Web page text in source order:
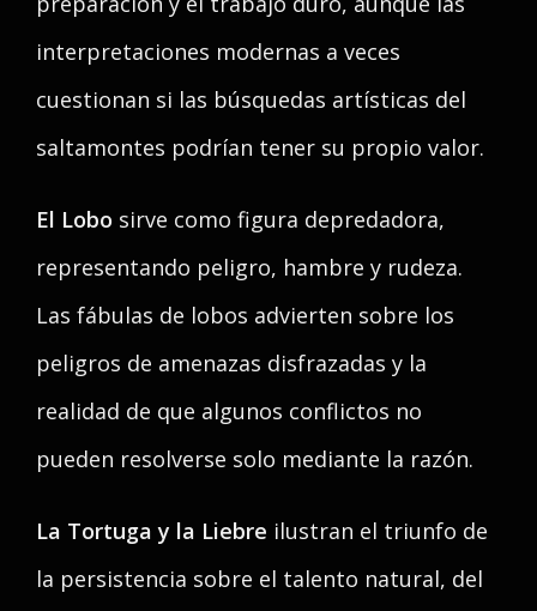
interpretaciones modernas a veces
cuestionan si las búsquedas artísticas del
saltamontes podrían tener su propio valor.
El Lobo sirve como figura depredadora,
representando peligro, hambre y rudeza.
Las fábulas de lobos advierten sobre los
peligros de amenazas disfrazadas y la
realidad de que algunos conflictos no
pueden resolverse solo mediante la razón.
La Tortuga y la Liebre ilustran el triunfo de
la persistencia sobre el talento natural, del